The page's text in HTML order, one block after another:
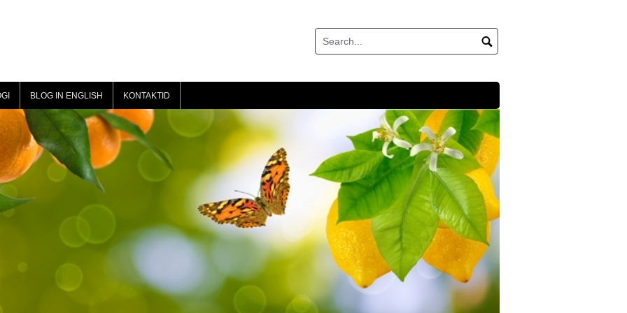
BLOG IN ENGLISH KONTAKTID